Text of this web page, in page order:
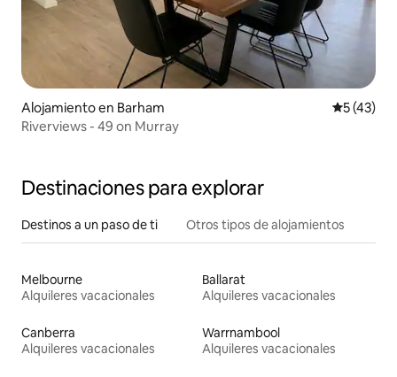
Alojamiento en Barham
5 (43)
Riverviews - 49 on Murray
Destinaciones para explorar
Destinos a un paso de ti Otros tipos de alojamientos
Melbourne
Alquileres vacacionales
Ballarat
Alquileres vacacionales
Canberra
Alquileres vacacionales
Warrnambool
Alquileres vacacionales